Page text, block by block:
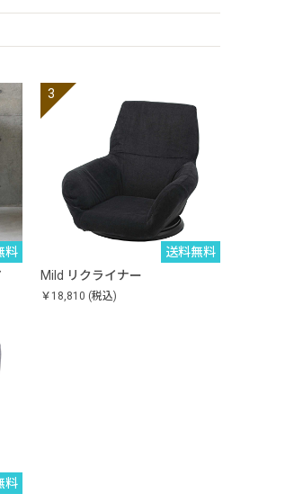
料
送料無料
Mild リクライナー
￥18,810 (税込)
料